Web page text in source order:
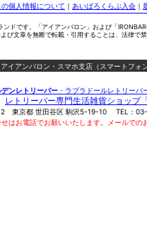
の個人情報について ｜ あいばろくらぶ入会 ｜
ンドです。「アイアンバロン」および「
び文章を無断で転載・引用することは、法律で
アイアンバロン・スマホ支店（スマートフォ
デンレトリーバー ・ラブラドールレトリー
レトリーバー専門生活雑貨ショップ
東京都 世田谷区 駒沢5-19-10 TEL：
せはお電話でお願いいたします。メールで